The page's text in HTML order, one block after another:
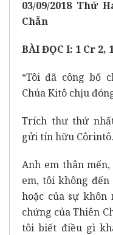
03/09/2018 Thứ
Chẵn
BÀI ĐỌC I: 1 Cr 2,
“Tôi đã công bố
Chúa Kitô chịu
Trích thư thứ
gửi tín hữu Côrintô.
Anh em thân
em, tôi không
hoặc của sự khôn
chứng của Thiên
tôi biết điều gì